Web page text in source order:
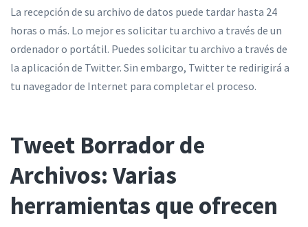
La recepción de su archivo de datos puede tardar hasta 24
horas o más. Lo mejor es solicitar tu archivo a través de un
ordenador o portátil. Puedes solicitar tu archivo a través de
la aplicación de Twitter. Sin embargo, Twitter te redirigirá a
tu navegador de Internet para completar el proceso.
Tweet Borrador de
Archivos: Varias
herramientas que ofrecen